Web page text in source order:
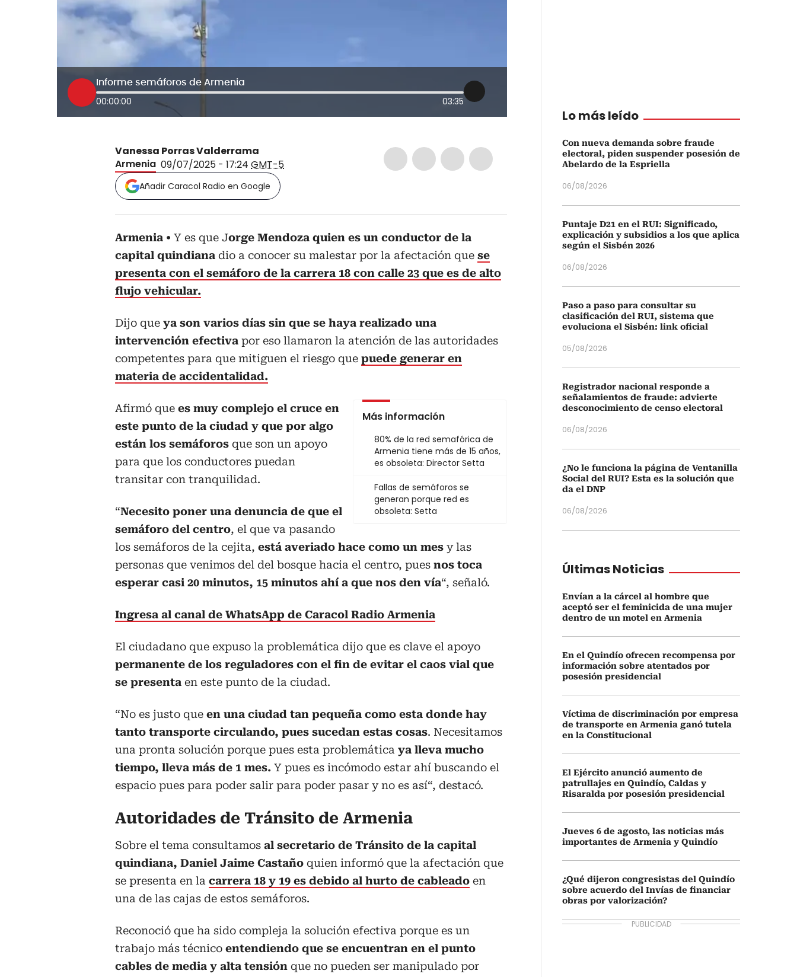
Informe semáforos de Armenia
00:00:00 03:35
Vanessa Porras Valderrama
Armenia 09/07/2025 - 17:24 GMT-5
Añadir Caracol Radio en Google
Armenia Y es que Jorge Mendoza quien es un conductor de la
capital quindiana dio a conocer su malestar por la afectación que se
presenta con el semáforo de la carrera 18 con calle 23 que es de alto
flujo vehicular.
Dijo que ya son varios días sin que se haya realizado una
intervención efectiva por eso llamaron la atención de las autoridades
competentes para que mitiguen el riesgo que puede generar en
materia de accidentalidad.
Más información
80% de la red semafórica de
Armenia tiene más de 15 años,
es obsoleta: Director Setta
Fallas de semáforos se
generan porque red es
obsoleta: Setta
Afirmó que es muy complejo el cruce en
este punto de la ciudad y que por algo
están los semáforos que son un apoyo
para que los conductores puedan
transitar con tranquilidad.
“Necesito poner una denuncia de que el
semáforo del centro, el que va pasando
los semáforos de la cejita, está averiado hace como un mes y las
personas que venimos del del bosque hacia el centro, pues nos toca
esperar casi 20 minutos, 15 minutos ahí a que nos den vía“, señaló.
Ingresa al canal de WhatsApp de Caracol Radio Armenia
El ciudadano que expuso la problemática dijo que es clave el apoyo
permanente de los reguladores con el fin de evitar el caos vial que
se presenta en este punto de la ciudad.
“No es justo que en una ciudad tan pequeña como esta donde hay
tanto transporte circulando, pues sucedan estas cosas. Necesitamos
una pronta solución porque pues esta problemática ya lleva mucho
tiempo, lleva más de 1 mes. Y pues es incómodo estar ahí buscando el
espacio pues para poder salir para poder pasar y no es así“, destacó.
Autoridades de Tránsito de Armenia
Sobre el tema consultamos al secretario de Tránsito de la capital
quindiana, Daniel Jaime Castaño quien informó que la afectación que
se presenta en la carrera 18 y 19 es debido al hurto de cableado en
una de las cajas de estos semáforos.
Reconoció que ha sido compleja la solución efectiva porque es un
trabajo más técnico entendiendo que se encuentran en el punto
cables de media y alta tensión que no pueden ser manipulado por
Lo más leído
Con nueva demanda sobre fraude
electoral, piden suspender posesión de
Abelardo de la Espriella
06/08/2026
Puntaje D21 en el RUI: Significado,
explicación y subsidios a los que aplica
según el Sisbén 2026
06/08/2026
Paso a paso para consultar su
clasificación del RUI, sistema que
evoluciona el Sisbén: link oficial
05/08/2026
Registrador nacional responde a
señalamientos de fraude: advierte
desconocimiento de censo electoral
06/08/2026
¿No le funciona la página de Ventanilla
Social del RUI? Esta es la solución que
da el DNP
06/08/2026
Últimas Noticias
Envían a la cárcel al hombre que
aceptó ser el feminicida de una mujer
dentro de un motel en Armenia
En el Quindío ofrecen recompensa por
información sobre atentados por
posesión presidencial
Víctima de discriminación por empresa
de transporte en Armenia ganó tutela
en la Constitucional
El Ejército anunció aumento de
patrullajes en Quindío, Caldas y
Risaralda por posesión presidencial
Jueves 6 de agosto, las noticias más
importantes de Armenia y Quindío
¿Qué dijeron congresistas del Quindío
sobre acuerdo del Invías de financiar
obras por valorización?